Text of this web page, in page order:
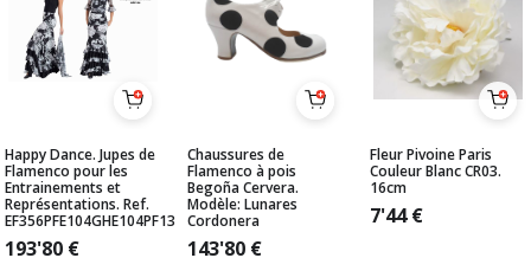
Happy Dance. Jupes de
Flamenco pour les
Entrainements et
Représentations. Ref.
EF356PFE104GHE104PF13
193'80 €
Chaussures de
Flamenco à pois
Begoña Cervera.
Modèle: Lunares
Cordonera
143'80 €
Fleur Pivoine Paris
Couleur Blanc CR03.
16cm
7'44€